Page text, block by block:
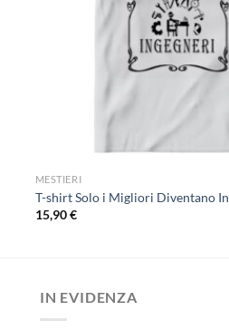
MESTIERI
T-shirt Solo i Migliori Diventano
15,90€
IN EVIDENZA